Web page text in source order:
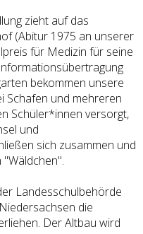
zieht auf das
(Abitur 1975 an unserer
für Medizin für seine
bekommen unsere
Schafen und mehreren
Schüler*innen versorgt,
und
sich zusammen und
Landesschulbehörde
die
Der Altbau wird